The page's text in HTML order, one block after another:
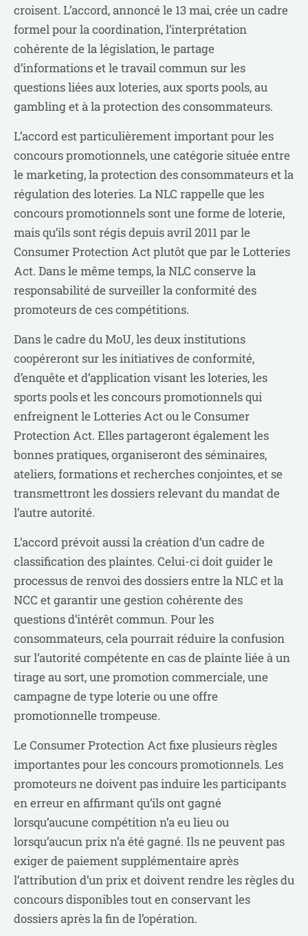
croisent. L’accord, annoncé le 13 mai, crée un cadre
formel pour la coordination, l’interprétation
cohérente de la législation, le partage
d’informations et le travail commun sur les
questions liées aux loteries, aux sports pools, au
gambling et à la protection des consommateurs.
L’accord est particulièrement important pour les
concours promotionnels, une catégorie située entre
le marketing, la protection des consommateurs et la
régulation des loteries. La NLC rappelle que les
concours promotionnels sont une forme de loterie,
mais qu’ils sont régis depuis avril 2011 par le
Consumer Protection Act plutôt que par le Lotteries
Act. Dans le même temps, la NLC conserve la
responsabilité de surveiller la conformité des
promoteurs de ces compétitions.
Dans le cadre du MoU, les deux institutions
coopéreront sur les initiatives de conformité,
d’enquête et d’application visant les loteries, les
sports pools et les concours promotionnels qui
enfreignent le Lotteries Act ou le Consumer
Protection Act. Elles partageront également les
bonnes pratiques, organiseront des séminaires,
ateliers, formations et recherches conjointes, et se
transmettront les dossiers relevant du mandat de
l’autre autorité.
L’accord prévoit aussi la création d’un cadre de
classification des plaintes. Celui-ci doit guider le
processus de renvoi des dossiers entre la NLC et la
NCC et garantir une gestion cohérente des
questions d’intérêt commun. Pour les
consommateurs, cela pourrait réduire la confusion
sur l’autorité compétente en cas de plainte liée à un
tirage au sort, une promotion commerciale, une
campagne de type loterie ou une offre
promotionnelle trompeuse.
Le Consumer Protection Act fixe plusieurs règles
importantes pour les concours promotionnels. Les
promoteurs ne doivent pas induire les participants
en erreur en affirmant qu’ils ont gagné
lorsqu’aucune compétition n’a eu lieu ou
lorsqu’aucun prix n’a été gagné. Ils ne peuvent pas
exiger de paiement supplémentaire après
l’attribution d’un prix et doivent rendre les règles du
concours disponibles tout en conservant les
dossiers après la fin de l’opération.